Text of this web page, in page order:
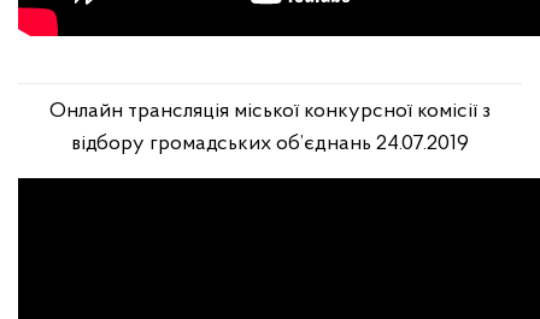
Онлайн трансляція міської конкурсної комісії з
відбору громадських об’єднань 24.07.2019